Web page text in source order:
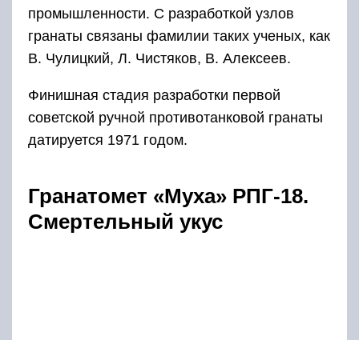
промышленности. С разработкой узлов
гранаты связаны фамилии таких ученых, как
В. Чулицкий, Л. Чистяков, В. Алексеев.
Финишная стадия разработки первой
советской ручной противотанковой гранаты
датируется 1971 годом.
Гранатомет «Муха» РПГ-18.
Смертельный укус